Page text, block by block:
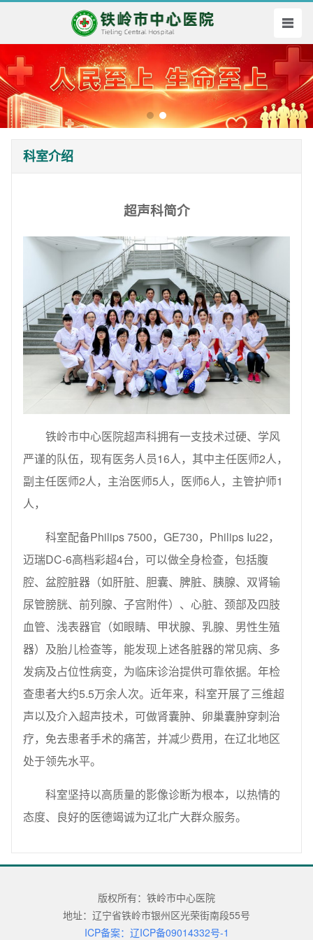
科室介绍
超声科简介
铁岭市中心医院超声科拥有一支技术过硬、学风
严谨的队伍，现有医务人员16人，其中主任医师2人，
副主任医师2人，主治医师5人，医师6人，主管护师1
人，
科室配备Philips 7500，GE730，Philips Iu22，
迈瑞DC-6高档彩超4台，可以做全身检查，包括腹
腔、盆腔脏器（如肝脏、胆囊、脾脏、胰腺、双肾输
尿管膀胱、前列腺、子宫附件）、心脏、颈部及四肢
血管、浅表器官（如眼睛、甲状腺、乳腺、男性生殖
器）及胎儿检查等，能发现上述各脏器的常见病、多
发病及占位性病变，为临床诊治提供可靠依据。年检
查患者大约5.5万余人次。近年来，科室开展了三维超
声以及介入超声技术，可做肾囊肿、卵巢囊肿穿刺治
疗，免去患者手术的痛苦，并减少费用，在辽北地区
处于领先水平。
科室坚持以高质量的影像诊断为根本，以热情的
态度、良好的医德竭诚为辽北广大群众服务。
版权所有：铁岭市中心医院
地址：辽宁省铁岭市银州区光荣街南段55号
ICP备案：辽ICP备09014332号-1